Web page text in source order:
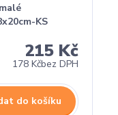
KS
215 Kč
178 Kčbez DPH
do košíku